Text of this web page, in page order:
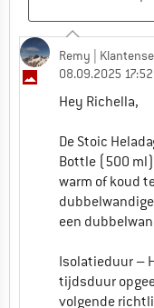
0 0
Anja
Er staat
24 cm is en
vandaar de
0 0
Remy|
04.02.2026
Remy |
08.09.2025 17:52
Hey Richella,
De Stoic
Bottle (500
warm of koud
een
Isolatieduur –
tijdsduur
volgende